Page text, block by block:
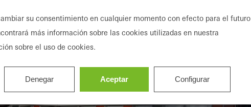
su consentimiento en cualquier momento con efecto para el futuro
más información sobre las cookies utilizadas en nuestra
sobre el uso de cookies.
Denegar Aceptar Configurar